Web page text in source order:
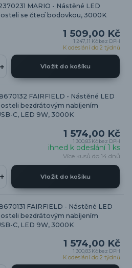
MARIO - Nástěné LED
se čtecí bodovkou, 3000K
1 509,00 Kč
1 247,11 Kč bez DPH
K odeslání do 2 týdnů
Vložit do košíku
FAIRFIELD - Nástěné LED
bezdrátovým nabíjením
C, LED 9W, 3000K
1 574,00 Kč
1 300,83 Kč bez DPH
ihned k odeslání 1 ks
Více kusů do 14 dnů
Vložit do košíku
FAIRFIELD - Nástěné LED
bezdrátovým nabíjením
C, LED 9W, 3000K
1 574,00 Kč
1 300,83 Kč bez DPH
K odeslání do 2 týdnů